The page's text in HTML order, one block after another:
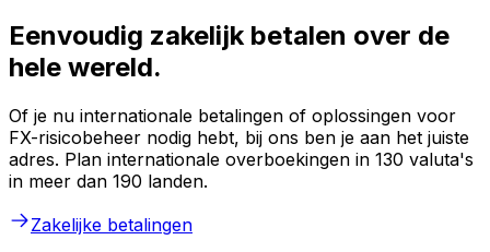
Eenvoudig zakelijk betalen over de
hele wereld.
Of je nu internationale betalingen of oplossingen voor
FX-risicobeheer nodig hebt, bij ons ben je aan het juiste
adres. Plan internationale overboekingen in 130 valuta's
in meer dan 190 landen.
Zakelijke betalingen